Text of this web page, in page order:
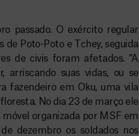
passado. O exército regular
de Poto-Poto e Tchey, seguida
de civis foram afetados. “A
arriscando suas vidas, ou se
fazendeiro em Oku, uma vila
No dia 23 de março ele
organizada por MSF em
dezembro os soldados nos